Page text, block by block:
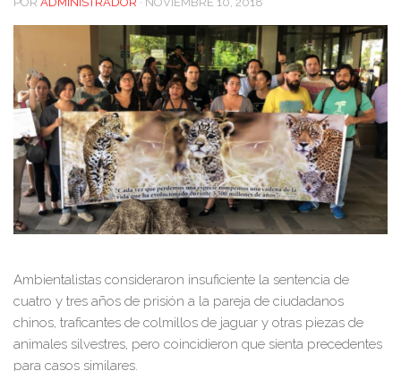
Ambientalistas consideraron insuficiente la sentencia de
cuatro y tres años de prisión a la pareja de ciudadanos
chinos, traficantes de colmillos de jaguar y otras piezas de
animales silvestres, pero coincidieron que sienta precedentes
para casos similares.